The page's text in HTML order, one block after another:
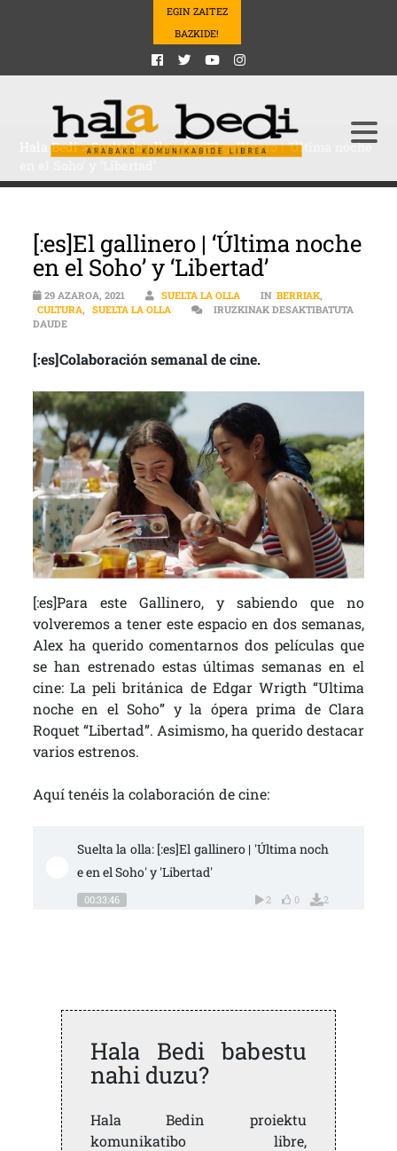
EGIN ZAITEZ
BAZKIDE!
Hala Bedi>Suelta la olla>[:es]El gallinero | ‘Última noche
[:es]El gallinero | ‘Última noche
en el Soho’ y ‘Libertad’
29 AZAROA, 2021 SUELTA LA OLLA IN BERRIAK,
CULTURA, SUELTA LA OLLA
IRUZKINAK DESAKTIBATUTA
DAUDE[:ES]EL GALLINERO | ‘ÚLTIMA NOCHE EN EL SOHO’ Y ‘LIBERTAD’
[:es]Colaboración semanal de cine.
[:es]Para este Gallinero, y sabiendo que no
volveremos a tener este espacio en dos semanas,
Alex ha querido comentarnos dos películas que
se han estrenado estas últimas semanas en el
cine: La peli británica de Edgar Wrigth “Ultima
noche en el Soho” y la ópera prima de Clara
Roquet “Libertad”. Asimismo, ha querido destacar
varios estrenos.
Aquí tenéis la colaboración de cine:
Suelta la olla: [:es]El gallinero | 'Última noch
e en el Soho' y 'Libertad'
00:33:46 2 0 2
Hala Bedi babestu
nahi duzu?
Hala Bedin proiektu
komunikatibo libre,